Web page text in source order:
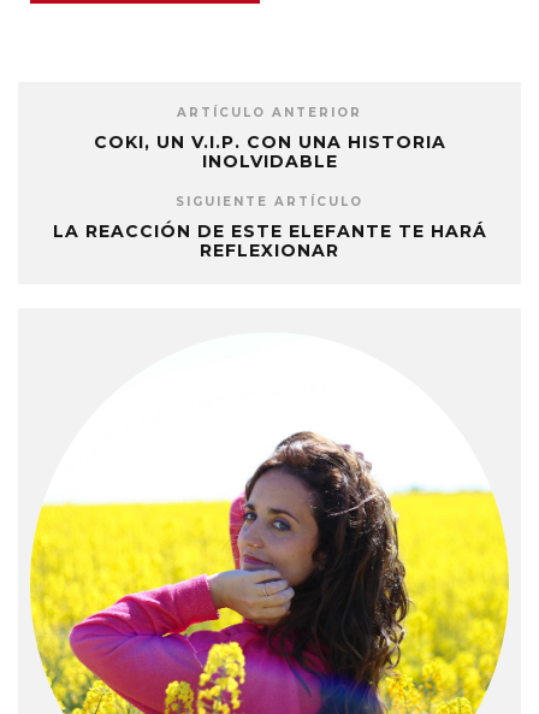
ARTÍCULO ANTERIOR
COKI, UN V.I.P. CON UNA HISTORIA
INOLVIDABLE
SIGUIENTE ARTÍCULO
LA REACCIÓN DE ESTE ELEFANTE TE HARÁ
REFLEXIONAR